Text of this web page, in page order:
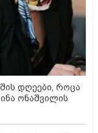
დღეები, როცა
ონაშვილის